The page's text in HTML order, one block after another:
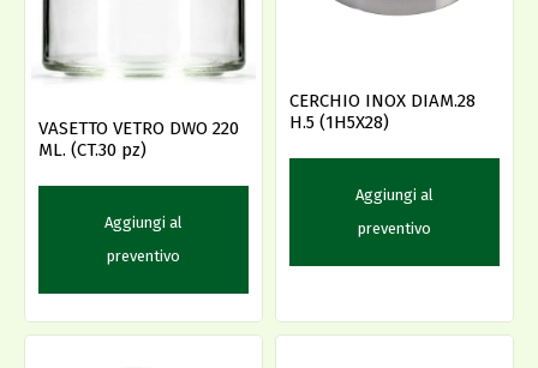
VASETTO VETRO DWO 220
ML. (CT.30 pz)
Aggiungi al
preventivo
CERCHIO INOX DIAM.28
H.5 (1H5X28)
Aggiungi al
preventivo